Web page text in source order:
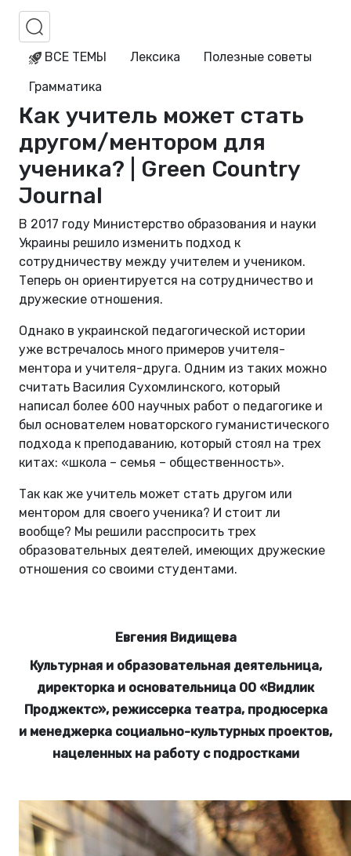
ВСЕ ТЕМЫ Лексика
Полезные советы
Грамматика
Как учитель может стать
другом/ментором для
ученика? | Green Country
Journal
В 2017 году Министерство образования и науки
Украины решило изменить подход к
сотрудничеству между учителем и учеником.
Теперь он ориентируется на сотрудничество и
дружеские отношения.
Однако в украинской педагогической истории
уже встречалось много примеров учителя-
ментора и учителя-друга. Одним из таких можно
считать Василия Сухомлинского, который
написал более 600 научных работ о педагогике и
был основателем новаторского гуманистического
подхода к преподаванию, который стоял на трех
китах: «школа – семья – общественность».
Так как же учитель может стать другом или
ментором для своего ученика? И стоит ли
вообще? Мы решили расспросить трех
образовательных деятелей, имеющих дружеские
отношения со своими студентами.
Евгения Видищева
Культурная и образовательная деятельница,
директорка и основательница ОО «Видлик
Проджектс», режиссерка театра, продюсерка
и менеджерка социально-культурных проектов,
нацеленных на работу с подростками